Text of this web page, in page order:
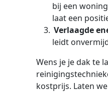
bij een
laat een
Verlaagde
leidt
Wens je je dak te
kostprijs. Laten